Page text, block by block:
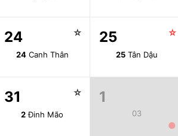
24 ☆
24Canh Thân
25 ☆
25 Tân Dậu
31 ☆
2Đinh Mão
1
03
●